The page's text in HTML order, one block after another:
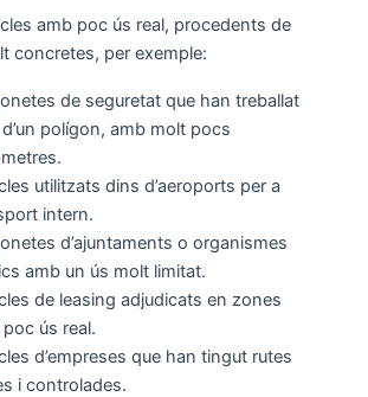
amb poc ús real, procedents de
concretes, per exemple:
de seguretat que han treballat
polígon, amb molt pocs
utilitzats dins d’aeroports per a
intern.
d’ajuntaments o organismes
amb un ús molt limitat.
de leasing adjudicats en zones
ús real.
d’empreses que han tingut rutes
i controlades.